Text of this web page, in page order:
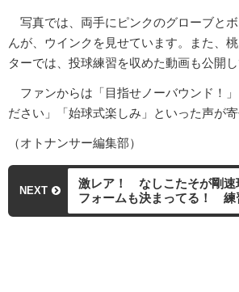
写真では、両手にピンクのグローブと
んが、ウインクを見せています。また、
ターでは、投球練習を収めた動画も公開し
ファンからは「目指せノーバウンド！」
ださい」「始球式楽しみ」といった声が寄
（オトナンサー編集部）
NEXT
激レア！ なしこたそが剛
フォームも決まってる！ 練